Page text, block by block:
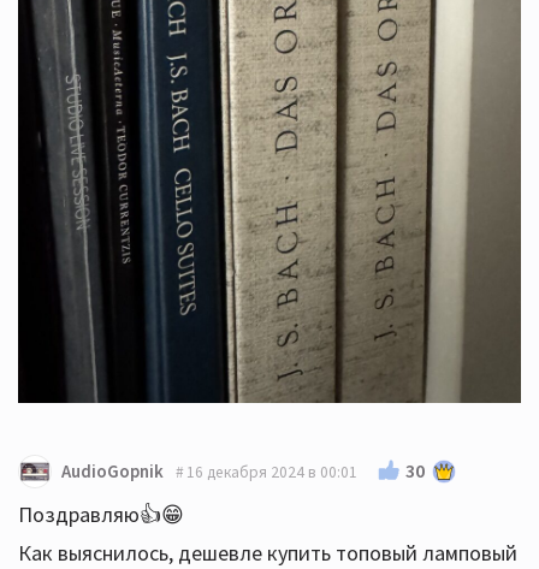
AudioGopnik 16 декабря 2024 в 00:01 30
Поздравляю👍😁
Как выяснилось, дешевле купить топовый ламповый